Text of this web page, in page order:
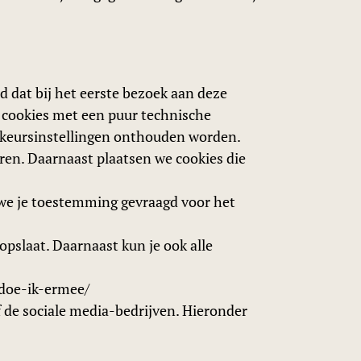
dat bij het eerste bezoek aan deze
met een puur technische
onthouden worden.
Daarnaast plaatsen we cookies die
je toestemming gevraagd voor het
Daarnaast kun je ook alle
ik-ermee/
sociale media-bedrijven. Hieronder